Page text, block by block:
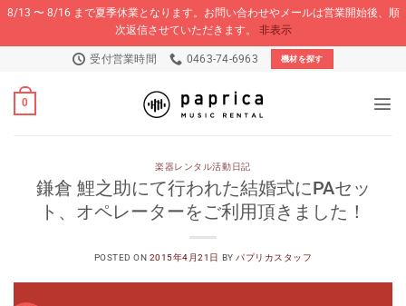
8/13 〜 8/16 まで夏季休業となります。お問い合わせやメールは営業開始後、順
次返信させていただきます。 非表示
content
受付営業時間 0463-74-6963 機材を探す
0
楽器レンタル活動日記
鎌倉 鯉之助にて行われた結婚式にPAセッ
ト、オペレーターをご利用頂きました！
POSTED ON 2015年4月21日 BY パプリカスタッフ